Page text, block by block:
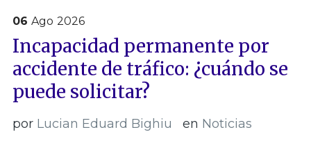
06 Ago 2026
Incapacidad permanente por
accidente de tráfico: ¿cuándo se
puede solicitar?
por Lucian Eduard Bighiu en Noticias